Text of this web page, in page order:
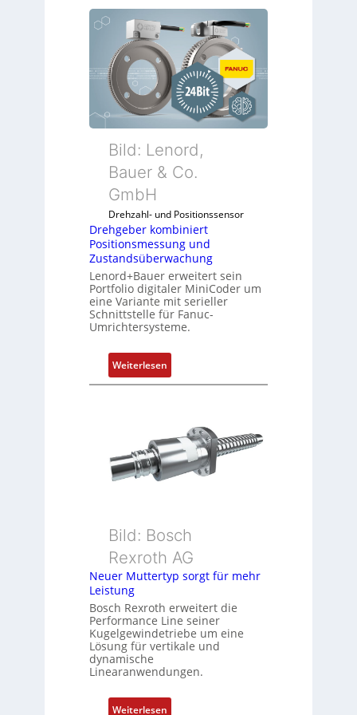
r
e
g
e
b
e
r
o
m
n
i
e
r
t
P
o
t
s
m
e
n
u
d
Z
u
t
a
n
Bild: Lenord,
Bauer & Co.
GmbH
Drehzahl- und Positionssensor
Drehgeber kombiniert
Positionsmessung und
Zustandsüberwachung
Lenord+Bauer erweitert sein
Portfolio digitaler MiniCoder um
eine Variante mit serieller
Schnittstelle für Fanuc-
Umrichtersysteme.
Weiterlesen:
D
g
e
b
k
m
b
n
i
e
P
Bild: Bosch
Rexroth AG
Neuer Muttertyp sorgt für mehr
Leistung
Bosch Rexroth erweitert die
Performance Line seiner
Kugelgewindetriebe um eine
Lösung für vertikale und
dynamische
Linearanwendungen.
Weiterlesen: